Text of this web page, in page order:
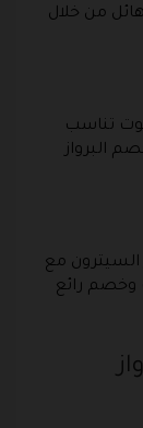
من خلال
تناسب
البرواز
السيترون مع
وخصم رائع